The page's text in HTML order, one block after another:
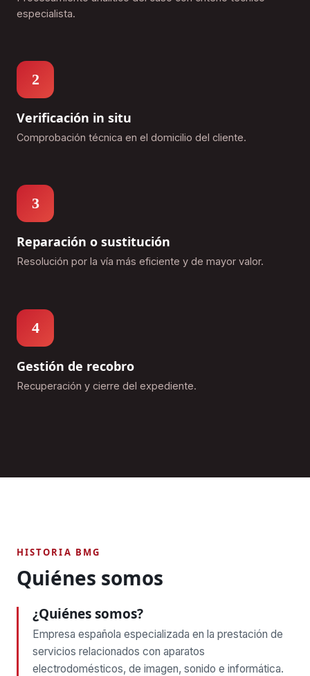
especialista.
2
Verificación in situ
Comprobación técnica en el domicilio del cliente.
3
Reparación o sustitución
Resolución por la vía más eficiente y de mayor valor.
4
Gestión de recobro
Recuperación y cierre del expediente.
HISTORIA BMG
Quiénes somos
¿Quiénes somos?
Empresa española especializada en la prestación de
servicios relacionados con aparatos
electrodomésticos, de imagen, sonido e informática.